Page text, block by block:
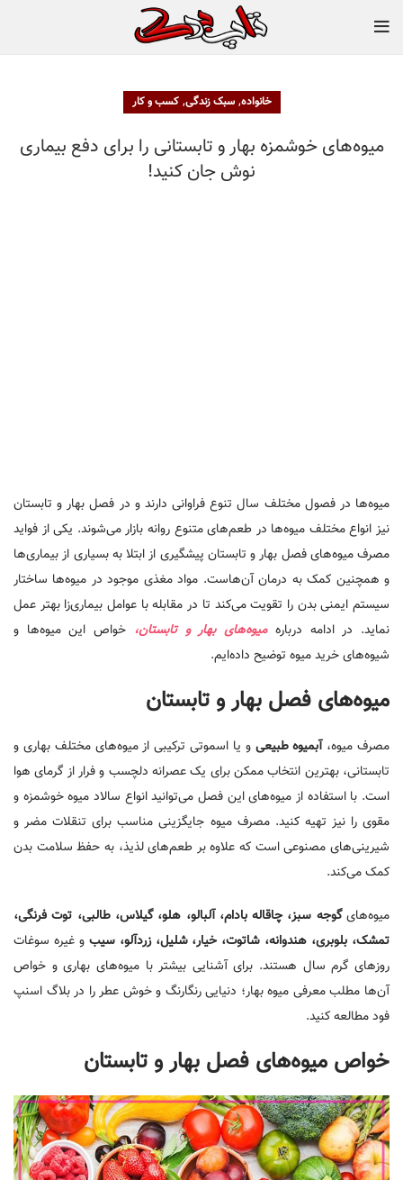
خانواده,سبک زندگی,کسب و کار
میوه‌های خوشمزه بهار و تابستانی را برای دفع بیماری
نوش جان کنید!
میوه‌ها در فصول مختلف سال تنوع فراوانی دارند و در فصل بهار و تابستان
نیز انواع مختلف میوه‌ها در طعم‌های متنوع روانه بازار می‌شوند. یکی از فواید
مصرف میوه‌های فصل بهار و تابستان پیشگیری از ابتلا به بسیاری از بیماری‌ها
و همچنین کمک به درمان آن‌هاست. مواد مغذی موجود در میوه‌ها ساختار
سیستم ایمنی بدن را تقویت می‌کند تا در مقابله با عوامل بیماری‌زا بهتر عمل
نماید. در ادامه دربارهمیوه‌های بهار و تابستان، خواص این میوه‌ها و
شیوه‌های خرید میوه توضیح داده‌ایم.
میوه‌های فصل بهار و تابستان
مصرف میوه،آبمیوه طبیعی و یا اسموتی ترکیبی از میوه‌های مختلف بهاری و
تابستانی، بهترین انتخاب ممکن برای یک عصرانه دلچسب و فرار از گرمای هوا
است. با استفاده از میوه‌های این فصل می‌توانید انواع سالاد میوه خوشمزه و
مقوی را نیز تهیه کنید. مصرف میوه جایگزینی مناسب برای تنقلات مضر و
شیرینی‌های مصنوعی است که علاوه بر طعم‌های لذیذ، به حفظ سلامت بدن
کمک می‌کند.
میوه‌هایگوجه سبز، چاقاله بادام، آلبالو، هلو، گیلاس، طالبی، توت فرنگی،
تمشک، بلوبری، هندوانه، شاتوت، خیار، شلیل، زردآلو، سیبو غیره سوغات
روزهای گرم سال هستند. برای آشنایی بیشتر با میوه‌های بهاری و خواص
آن‌ها مطلب معرفی میوه بهار؛ دنیایی رنگارنگ و خوش عطر را در بلاگ اسنپ
فود مطالعه کنید.
خواص میوه‌های فصل بهار و تابستان